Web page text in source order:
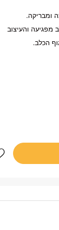
מפגיעה והעיצוב
הכלב.